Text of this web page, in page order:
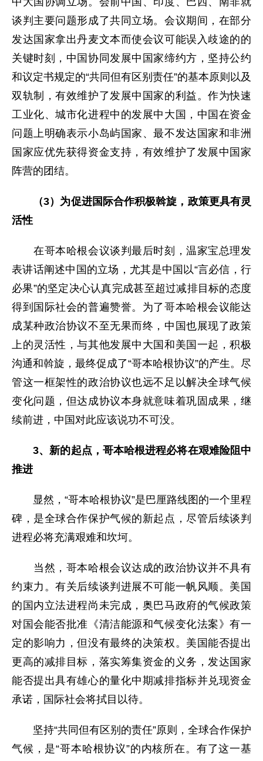
谈判主要问题形成了共同立场。会议期间，在部分
发达国家拿出丹麦文本而使会议可能误入歧途的的
关键时刻，中国协同发展中国家缔约方，坚持公约
和议定书规定的“共同但有区别责任”的基本原则以及
双轨制，有效维护了发展中国家的利益。作为快速
工业化、城市化进程中的发展中大国，中国在资金
问题上明确表示小岛屿国家、最不发达国家和非洲
国家应优先获得资金支持，有效维护了发展中国家
阵营的团结。
（3）为促进国际合作积极斡旋，政策更具有灵
活性
在哥本哈根会议谈判最后时刻，温家宝总理发
表讲话阐述中国的立场，尤其是中国以“言必信，行
必果”的坚定决心认真完成甚至超过减排目标的态度
得到国际社会的普遍赞誉。为了哥本哈根会议能达
成某种政治协议不至无果而终，中国也展现了政策
上的灵活性，与其他发展中大国和美国一起，积极
沟通和斡旋，最终促成了“哥本哈根协议”的产生。尽
管这一框架性的政治协议也远不足以解决全球气候
变化问题，但达成协议本身就意味着巩固成果，继
续前进，中国对此应该说功不可没。
3、新的起点，哥本哈根进程必将在艰难险阻中
推进
显然，“哥本哈根协议”是巴厘路线图的一个里程
碑，是全球合作保护气候的新起点，尽管后续谈判
进程必将充满艰难和坎坷。
当然，哥本哈根会议达成的政治协议并不具有
约束力。有关后续谈判进展不可能一帆风顺。美国
的国内立法进程尚未完成，奥巴马政府的气候政策
对国会能否批准《清洁能源和气候变化法案》有一
定的影响力，但没有最终的决策权。美国能否提出
更高的减排目标，落实筹集资金的义务，发达国家
能否提出具有雄心的量化中期减排指标并兑现资金
承诺，国际社会将拭目以待。
坚持“共同但有区别的责任”原则，全球合作保护
气候，是“哥本哈根协议”的内核所在。有了这一基